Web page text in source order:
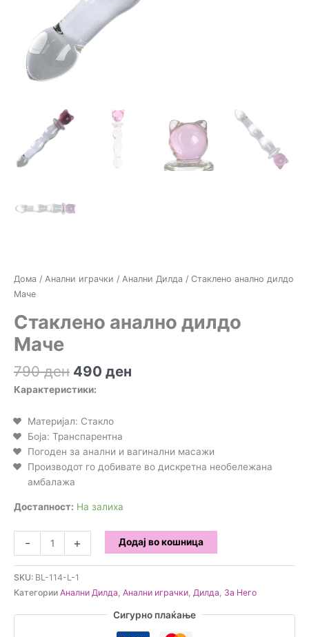
Дома / Анални играчки / Анални Дилда / Стакленo анално дилдо
Маче
Стакленo анално дилдо
Маче
790ден Original
price
790 ден.
490 ден
Карактеристики:
Материјал: Стакло
Боја: Транспарентна
Погоден за анални и вагинални масажи
Производот го добивате во дискретна необележана
амбалажа
Достапност: На залиха
-
Стакленo
анално
дилдо
Маче
количина
+ Додај во кошница
SKU: BL-114-L-1
Категории Анални Дилда Анални играчки Дилда За Него
Сигурно плаќање